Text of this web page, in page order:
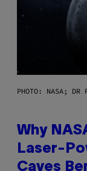
PHOTO: NASA; DR
Why
Laser-
Caves